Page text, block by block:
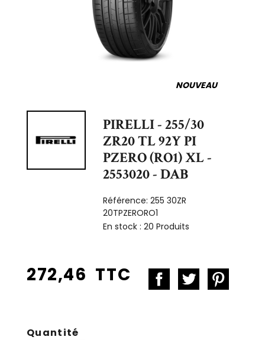
NOUVEAU
PIRELLI - 255/30
ZR20 TL 92Y PI
PZERO (RO1) XL -
2553020 - DAB
Référence:255 30ZR
20TPZERORO1
En stock :20 Produits
272,46 TTC
Quantité